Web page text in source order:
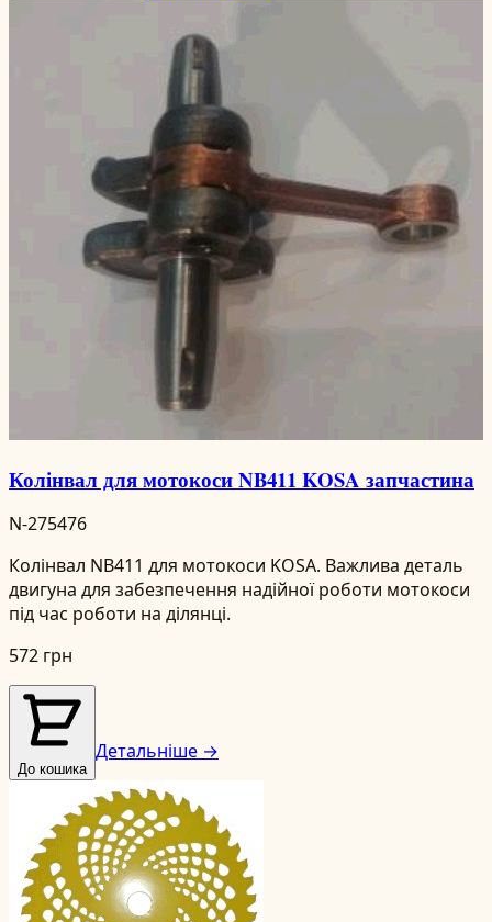
Колінвал для мотокоси NB411 KOSA запчастина
N-275476
Колінвал NB411 для мотокоси KOSA. Важлива деталь
двигуна для забезпечення надійної роботи мотокоси
під час роботи на ділянці.
572 грн
До кошика
Детальніше →